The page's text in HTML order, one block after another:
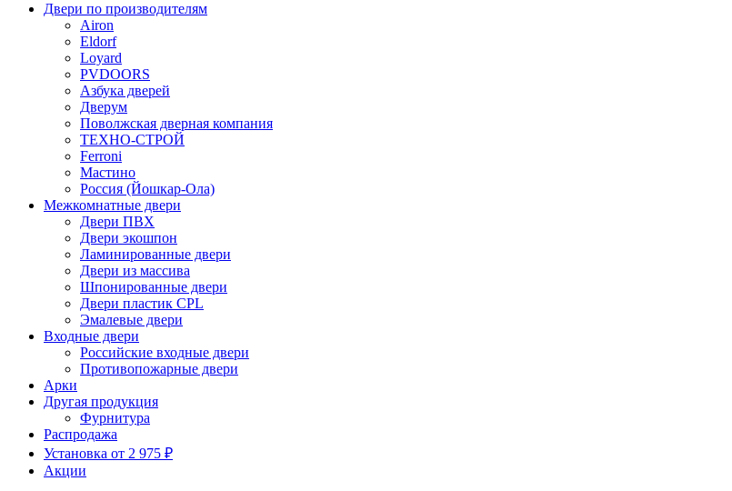
Двери по производителям
Airon
Eldorf
Loyard
PVDOORS
Азбука дверей
Дверум
Поволжская дверная компания
ТЕХНО-СТРОЙ
Ferroni
Мастино
Россия (Йошкар-Ола)
Межкомнатные двери
Двери ПВХ
Двери экошпон
Ламинированные двери
Двери из массива
Шпонированные двери
Двери пластик CPL
Эмалевые двери
Входные двери
Российские входные двери
Противопожарные двери
Арки
Другая продукция
Фурнитура
Распродажа
Установка от 2 975 ₽
Акции